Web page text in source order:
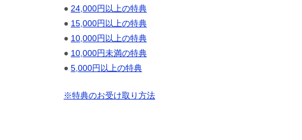
● 24,000円以上の特典
● 15,000円以上の特典
● 10,000円以上の特典
● 10,000円未満の特典
● 5,000円以上の特典
※特典のお受け取り方法